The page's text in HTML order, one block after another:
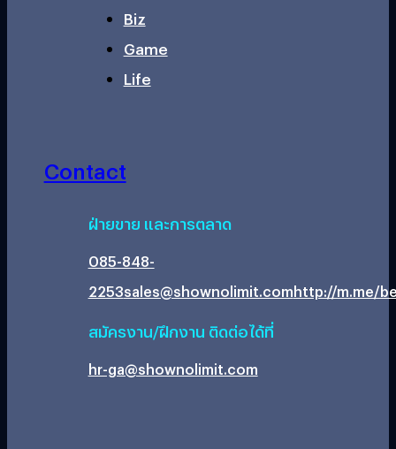
Biz
Game
Life
Contact
ฝ่ายขาย และการตลาด
085-848-
2253sales@shownolimit.comhttp://m.me/
สมัครงาน/ฝึกงาน ติดต่อได้ที่
hr-ga@shownolimit.com